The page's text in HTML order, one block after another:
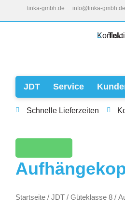
tinka-gmbh.de info@tinka-gmbh.de
Tel.:
JDT Open JDT
Service Open
Schnelle Lieferzeiten
Startseite / JDT / Güteklasse 8 /